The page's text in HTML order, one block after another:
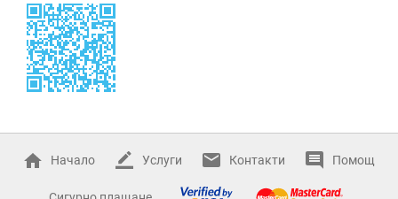
Начало Услуги Контакти Помощ